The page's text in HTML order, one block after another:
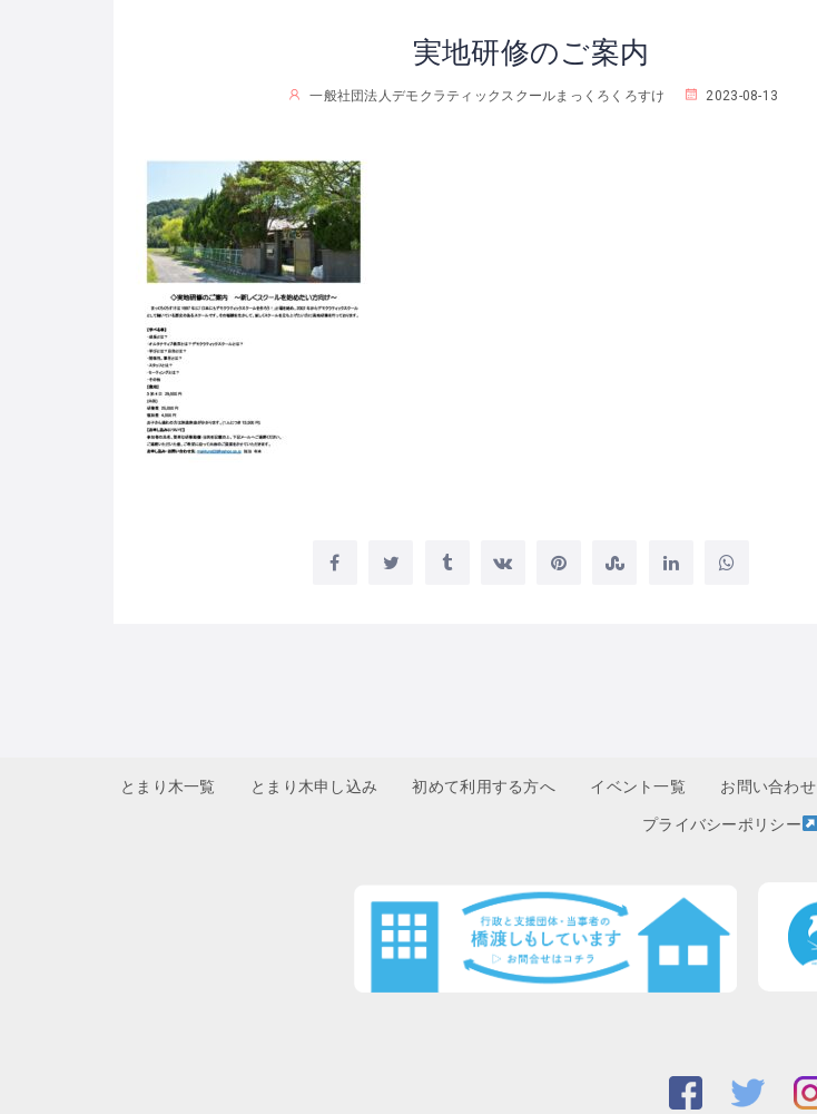
実地研修のご案内
一般社団法人デモクラティックスクールまっくろくろすけ 2023-08-13
とまり木一覧 とまり木申し込み 初めて利用する方へ イベント一覧 お問い合わせ
プライバシーポリシー